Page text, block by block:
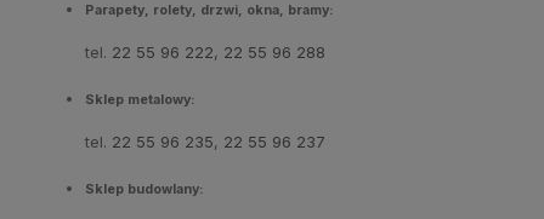
Parapety, rolety, drzwi, okna, bramy:
tel. 22 55 96 222, 22 55 96 288
Sklep metalowy:
tel. 22 55 96 235, 22 55 96 237
Sklep budowlany: